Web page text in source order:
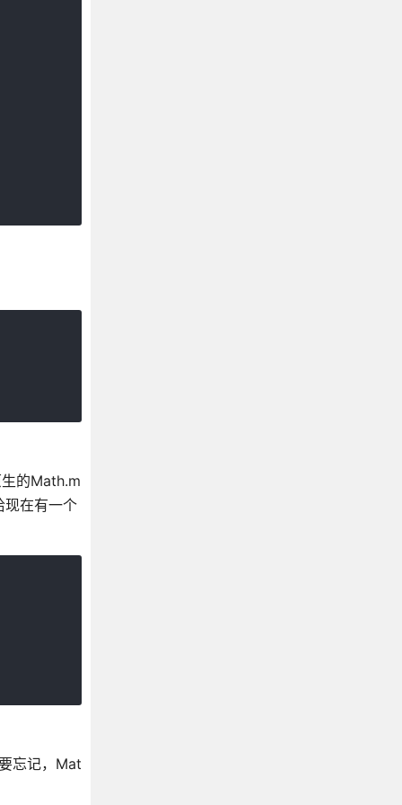
的Math.m
在有一个
忘记，Mat